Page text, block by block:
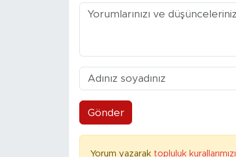
Gönder
Yorum yazarak topluluk kurallarımızı